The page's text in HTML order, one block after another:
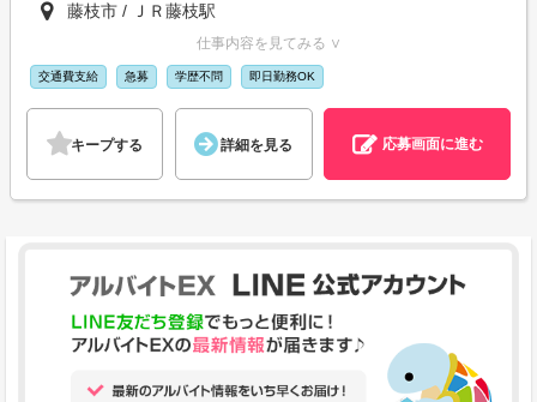
藤枝市 / ＪＲ藤枝駅
仕事内容を見てみる ∨
交通費支給 急募 学歴不問 即日勤務OK
キープする 詳細を見る 応募画面に進む